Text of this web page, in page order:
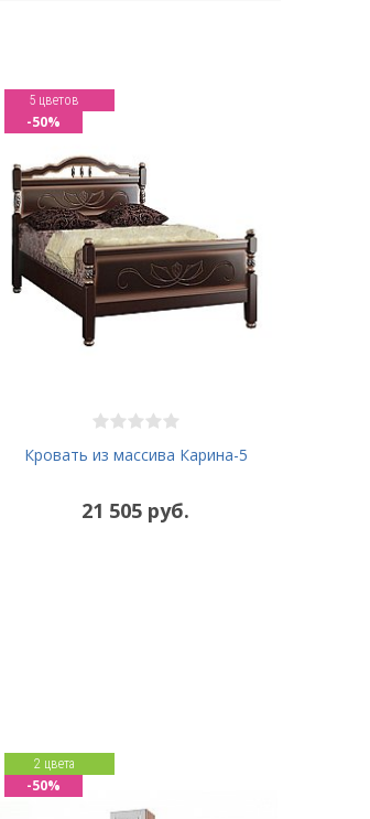
Кровать из массива Карина-5
5 цветов
21 505 руб.
-50%
2 цвета
-50%